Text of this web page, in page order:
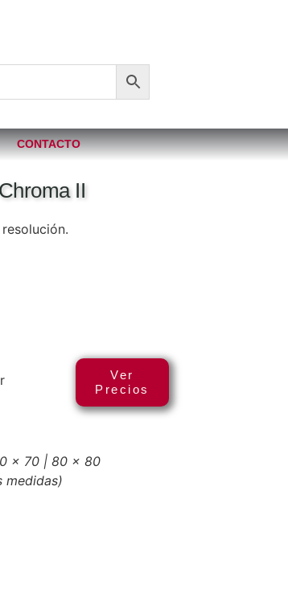
CONTACTO
II
x 70 | 80 x 80
medidas)
Ver
Precios